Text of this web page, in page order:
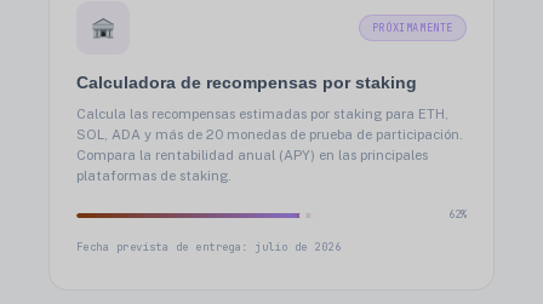
PRÓXIMAMENTE
Calculadora de recompensas por staking
Calcula las recompensas estimadas por staking para ETH,
SOL, ADA y más de 20 monedas de prueba de participación.
Compara la rentabilidad anual (APY) en las principales
plataformas de staking.
62%
Fecha prevista de entrega: julio de 2026